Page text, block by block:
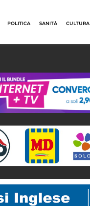
POLITICA SANITÀ CULTURA